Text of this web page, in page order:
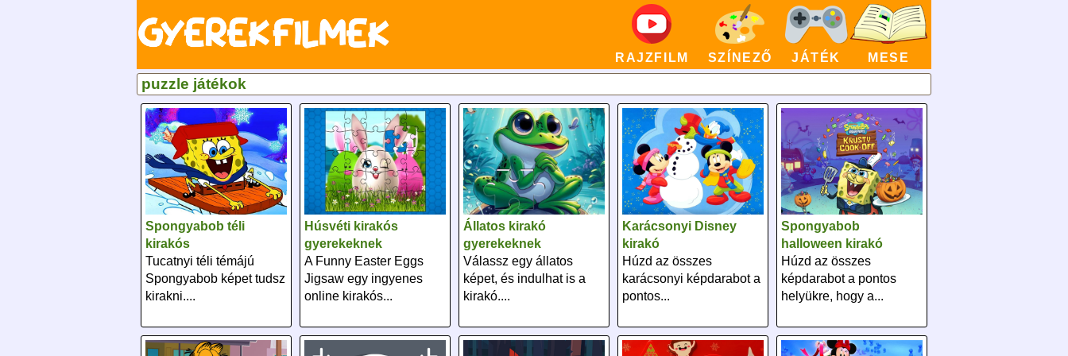
RAJZFILM SZÍNEZŐ JÁTÉK MESE
puzzle játékok
Spongyabob téli
kirakós
Tucatnyi téli témájú
Spongyabob képet tudsz
kirakni....
Húsvéti kirakós
gyerekeknek
A Funny Easter Eggs
Jigsaw egy ingyenes
online kirakós...
Állatos kirakó
gyerekeknek
Válassz egy állatos
képet, és indulhat is a
kirakó....
Karácsonyi Disney
kirakó
Húzd az összes
karácsonyi képdarabot a
pontos...
Spongyabob
halloween kirakó
Húzd az összes
képdarabot a pontos
helyükre, hogy a...